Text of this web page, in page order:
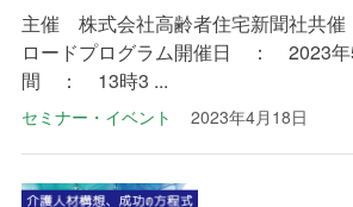
主催 株式会社高齢者住宅新聞社共
ロードプログラム開催日 ： 2023
間 ： 13時3 ...
セミナー・イベント 2023年4月18日